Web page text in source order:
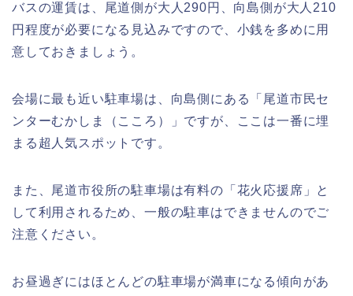
バスの運賃は、尾道側が大人290円、向島側が大人210
円程度が必要になる見込みですので、小銭を多めに用
意しておきましょう。
会場に最も近い駐車場は、向島側にある「尾道市民セ
ンターむかしま（こころ）」ですが、ここは一番に埋
まる超人気スポットです。
また、尾道市役所の駐車場は有料の「花火応援席」と
して利用されるため、一般の駐車はできませんのでご
注意ください。
お昼過ぎにはほとんどの駐車場が満車になる傾向があ